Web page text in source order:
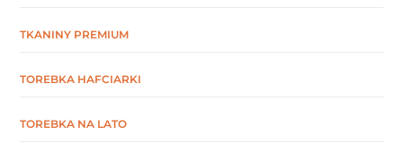
TKANINY PREMIUM
TOREBKA HAFCIARKI
TOREBKA NA LATO